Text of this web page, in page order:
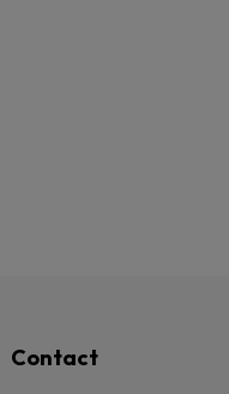
Contact